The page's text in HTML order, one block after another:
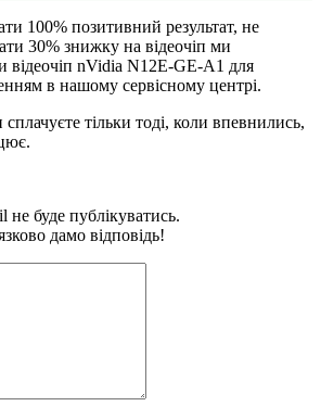
100% позитивний результат, не
30% знижку на відеочіп ми
відеочіп nVidia N12E-GE-A1 для
в нашому сервісному центрі.
тільки тоді, коли впевнились,
буде публікуватись.
дамо відповідь!